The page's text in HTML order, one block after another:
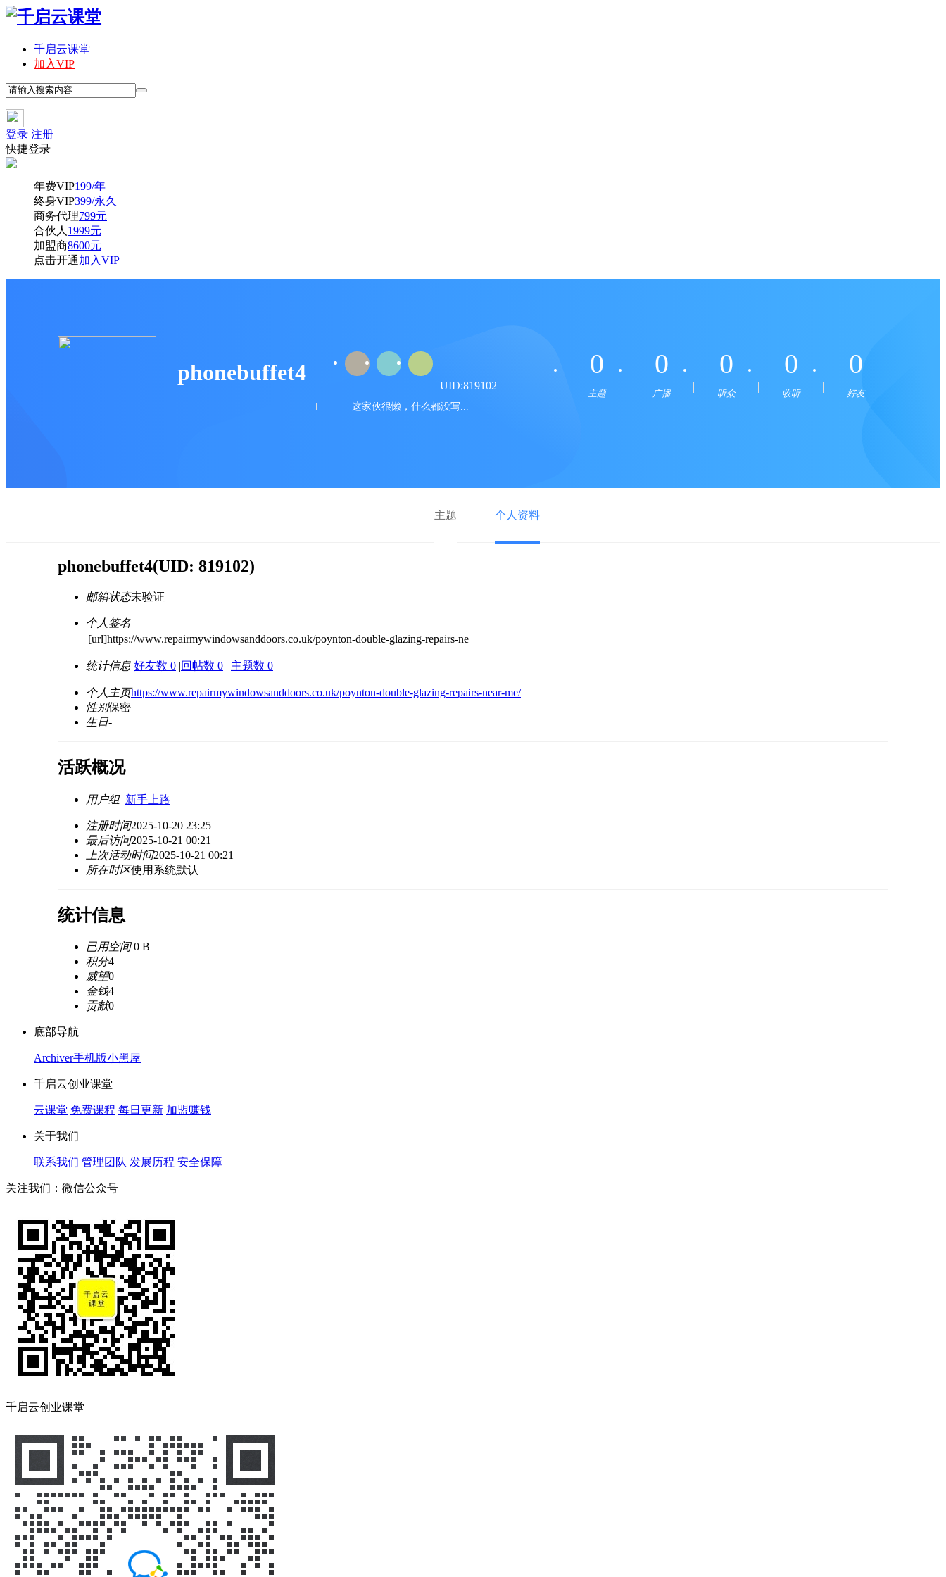
千启云课堂
加入VIP
登录 注册
快捷登录
年费VIP199/年
终身VIP399/永久
商务代理799元
合伙人 1999元
加盟商8600元
点击开通加入VIP
phonebuffet4 UID:819102
这家伙很懒，什么都没写...
0
主题
0
广播
0
听众
0
收听
0
好友
主题 个人资料
phonebuffet4(UID: 819102)
邮箱状态未验证
个人签名
[url]https://www.repairmywindowsanddoors.co.uk/poynton-double-glazing-repairs-ne
统计信息 好友数 0 |回帖数 0 | 主题数 0
个人主页https://www.repairmywindowsanddoors.co.uk/poynton-double-glazing-repairs-near-me/
性别保密
生日-
活跃概况
用户组 新手上路
注册时间2025-10-20 23:25
最后访问2025-10-21 00:21
上次活动时间2025-10-21 00:21
所在时区使用系统默认
统计信息
已用空间0 B
积分4
威望0
金钱4
贡献0
底部导航
Archiver手机版小黑屋
千启云创业课堂
云课堂 免费课程 每日更新 加盟赚钱
关于我们
联系我们 管理团队 发展历程 安全保障
关注我们：微信公众号
千启云创业课堂